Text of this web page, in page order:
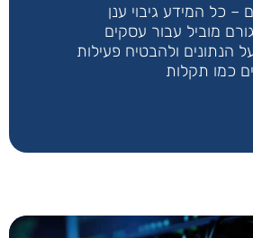
– כל המידע גיבוי ענן
מוביל עבור עסקים
הנתונים ולהבטיח פעילות
כמו תקלות